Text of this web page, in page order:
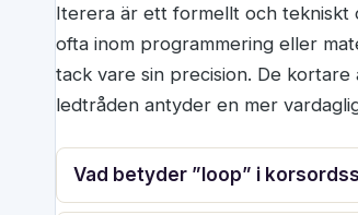
Iterera är ett formellt och tekniskt
ofta inom programmering eller
tack vare sin precision. De kortare
ledtråden antyder en mer
Vad betyder ”loop” i